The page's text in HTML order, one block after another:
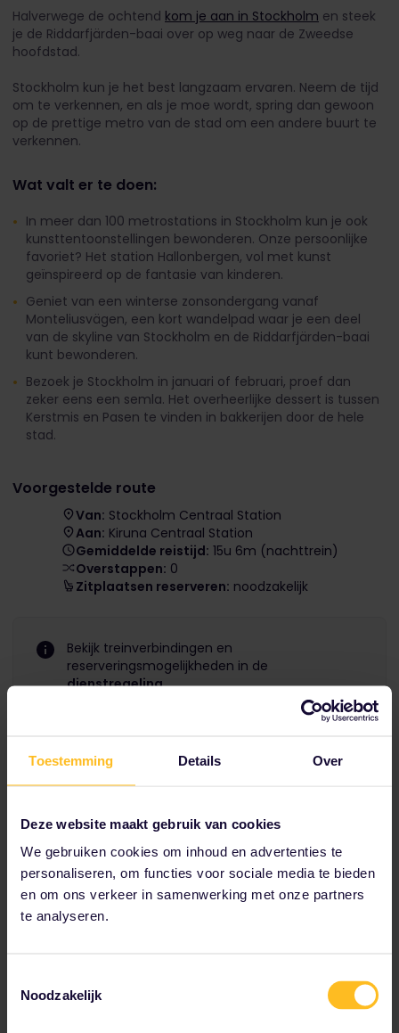
Toestemming Details Over
Deze website maakt gebruik van cookies
We gebruiken cookies om inhoud en advertenties te
personaliseren, om functies voor sociale media te bieden
en om ons verkeer in samenwerking met onze partners
te analyseren.
Noodzakelijk
Halverwege de ochtend kom je aan in Stockholm en steek
je de Riddarfjärden-baai over op weg naar de Zweedse
hoofdstad.
Stockholm kun je het best langzaam ervaren. Neem de tijd
om te verkennen, en als je moe wordt, spring dan gewoon
op de prettige metro van de stad om een andere buurt te
verkennen.
Wat valt er te doen:
In meer dan 100 metrostations in Stockholm kun je ook
kunsttentoonstellingen bewonderen. Onze persoonlijke
favoriet? Het station Hallonbergen, vol met kunst
geïnspireerd op de fantasie van kinderen.
Geniet van een winterse zonsondergang vanaf
Monteliusvägen, een kort wandelpad waar je een deel
van de skyline van Stockholm en de Riddarfjärden-baai
kunt bewonderen.
Bezoek je Stockholm in januari of februari, proef dan
zeker eens een semla. Het overheerlijke dessert is tussen
Kerstmis en Pasen te vinden in bakkerijen door de hele
stad.
Voorgestelde route
Van: Stockholm Centraal Station
Aan: Kiruna Centraal Station
Gemiddelde reistijd: 15u 6m (nachttrein)
Overstappen: 0
Zitplaatsen reserveren: noodzakelijk
Bekijk treinverbindingen en
reserveringsmogelijkheden in de
dienstregeling.